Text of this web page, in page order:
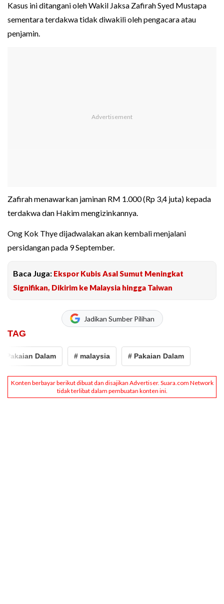
Kasus ini ditangani oleh Wakil Jaksa Zafirah Syed Mustapa
sementara terdakwa tidak diwakili oleh pengacara atau
penjamin.
Zafirah menawarkan jaminan RM 1.000 (Rp 3,4 juta) kepada
terdakwa dan Hakim mengizinkannya.
Ong Kok Thye dijadwalakan akan kembali menjalani
persidangan pada 9 September.
Baca Juga: Ekspor Kubis Asal Sumut Meningkat
Signifikan, Dikirim ke Malaysia hingga Taiwan
Jadikan Sumber Pilihan
TAG
Pakaian Dalam # malaysia # Pakaian Dalam